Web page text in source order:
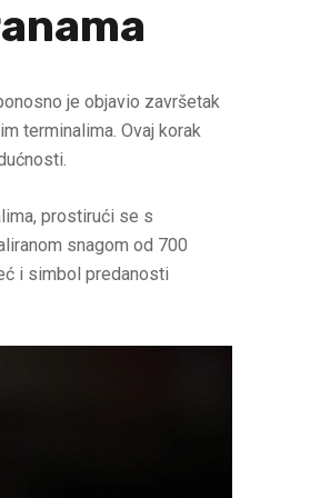
je objavio završetak
terminalima. Ovaj korak
prostirući se s
snagom od 700
i simbol predanosti